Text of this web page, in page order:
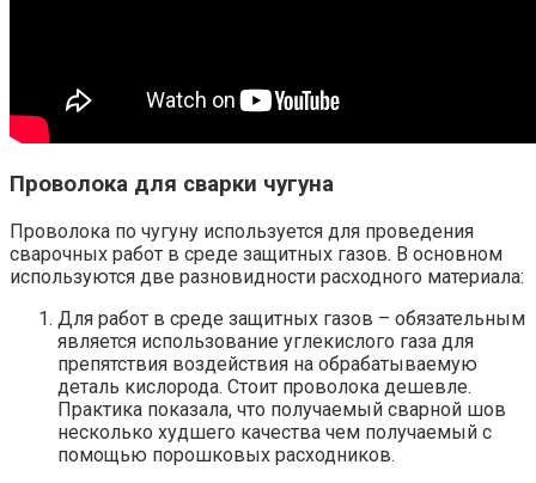
Проволока для сварки чугуна
Проволока по чугуну используется для проведения
сварочных работ в среде защитных газов. В основном
используются две разновидности расходного материала:
Для работ в среде защитных газов – обязательным
является использование углекислого газа для
препятствия воздействия на обрабатываемую
деталь кислорода. Стоит проволока дешевле.
Практика показала, что получаемый сварной шов
несколько худшего качества чем получаемый с
помощью порошковых расходников.